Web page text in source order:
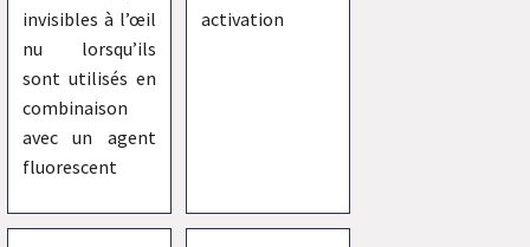
invisibles à l’œil
nu lorsqu’ils
sont utilisés en
combinaison
avec un agent
fluorescent
activation